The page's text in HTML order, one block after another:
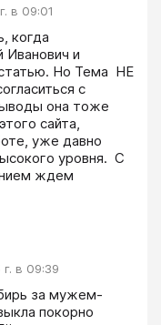
в 09:01
Иванович и
Но Тема  НЕ
с
она тоже
сайта,
уже давно
уровня.  С
ждем
в 09:39
за мужем-
покорно